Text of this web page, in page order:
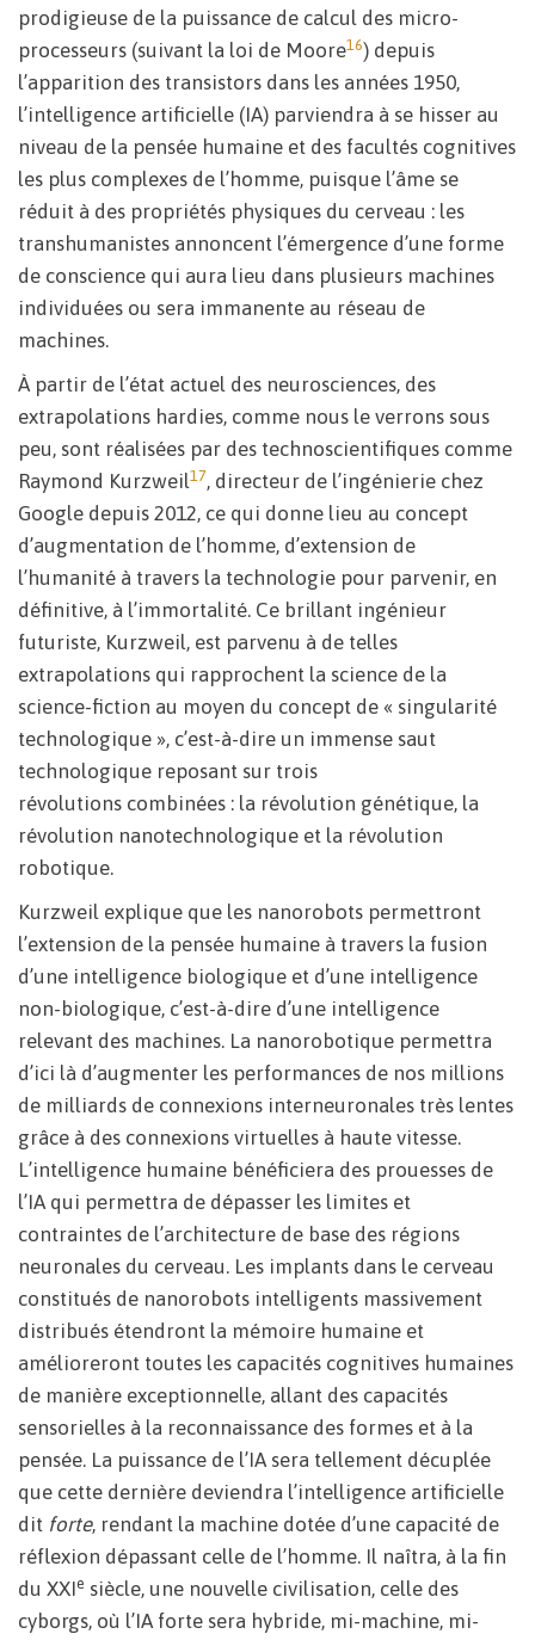
prodigieuse de la puissance de calcul des micro-
processeurs (suivant la loi de Moore16) depuis
l’apparition des transistors dans les années 1950,
l’intelligence artificielle (IA) parviendra à se hisser au
niveau de la pensée humaine et des facultés cognitives
les plus complexes de l’homme, puisque l’âme se
réduit à des propriétés physiques du cerveau : les
transhumanistes annoncent l’émergence d’une forme
de conscience qui aura lieu dans plusieurs machines
individuées ou sera immanente au réseau de
machines.
À partir de l’état actuel des neurosciences, des
extrapolations hardies, comme nous le verrons sous
peu, sont réalisées par des technoscientifiques comme
Raymond Kurzweil17, directeur de l’ingénierie chez
Google depuis 2012, ce qui donne lieu au concept
d’augmentation de l’homme, d’extension de
l’humanité à travers la technologie pour parvenir, en
définitive, à l’immortalité. Ce brillant ingénieur
futuriste, Kurzweil, est parvenu à de telles
extrapolations qui rapprochent la science de la
science-fiction au moyen du concept de « singularité
technologique », c’est-à-dire un immense saut
technologique reposant sur trois
révolutions combinées : la révolution génétique, la
révolution nanotechnologique et la révolution
robotique.
Kurzweil explique que les nanorobots permettront
l’extension de la pensée humaine à travers la fusion
d’une intelligence biologique et d’une intelligence
non-biologique, c’est-à-dire d’une intelligence
relevant des machines. La nanorobotique permettra
d’ici là d’augmenter les performances de nos millions
de milliards de connexions interneuronales très lentes
grâce à des connexions virtuelles à haute vitesse.
L’intelligence humaine bénéficiera des prouesses de
l’IA qui permettra de dépasser les limites et
contraintes de l’architecture de base des régions
neuronales du cerveau. Les implants dans le cerveau
constitués de nanorobots intelligents massivement
distribués étendront la mémoire humaine et
amélioreront toutes les capacités cognitives humaines
de manière exceptionnelle, allant des capacités
sensorielles à la reconnaissance des formes et à la
pensée. La puissance de l’IA sera tellement décuplée
que cette dernière deviendra l’intelligence artificielle
dit forte, rendant la machine dotée d’une capacité de
réflexion dépassant celle de l’homme. Il naîtra, à la fin
du XXIe siècle, une nouvelle civilisation, celle des
cyborgs, où l’IA forte sera hybride, mi-machine, mi-